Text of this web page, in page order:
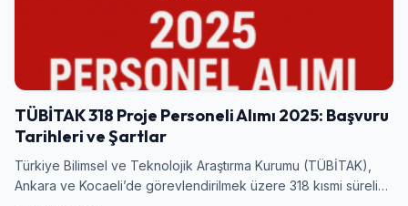
TÜBİTAK 318 Proje Personeli Alımı 2025: Başvuru
Tarihleri ve Şartlar
Türkiye Bilimsel ve Teknolojik Araştırma Kurumu (TÜBİTAK),
Ankara ve Kocaeli’de görevlendirilmek üzere 318 kısmi süreli…
Giriş Yap
Kullanıcı Adı veya E-posta